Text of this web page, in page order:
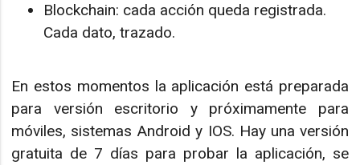
Blockchain: cada acción queda registrada.
Cada dato, trazado.
En estos momentos la aplicación está preparada
para versión escritorio y próximamente para
móviles, sistemas Android y IOS. Hay una versión
gratuita de 7 días para probar la aplicación, se